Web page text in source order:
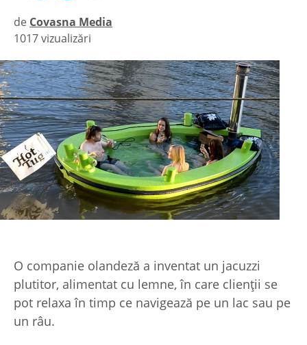
de Covasna Media
|
1017 vizualizări
O companie olandeză a inventat un jacuzzi
plutitor, alimentat cu lemne, în care clienţii se
pot relaxa în timp ce navigează pe un lac sau pe
un râu.